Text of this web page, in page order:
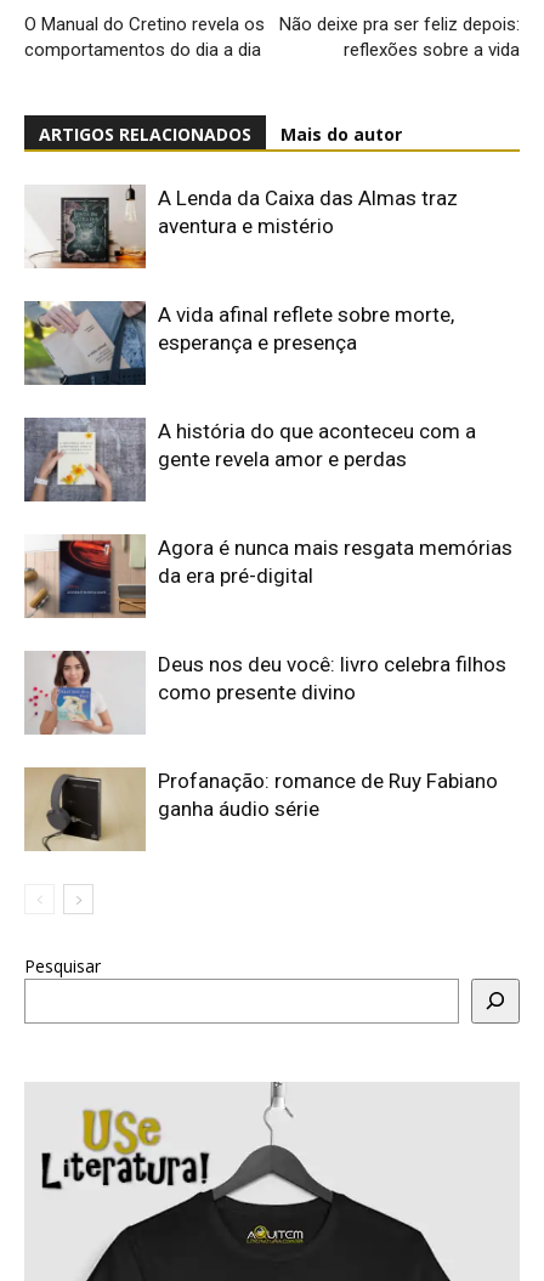
O Manual do Cretino revela os
comportamentos do dia a dia
Não deixe pra ser feliz depois:
reflexões sobre a vida
ARTIGOS RELACIONADOS Mais do autor
A Lenda da Caixa das Almas traz
aventura e mistério
A vida afinal reflete sobre morte,
esperança e presença
A história do que aconteceu com a
gente revela amor e perdas
Agora é nunca mais resgata memórias
da era pré-digital
Deus nos deu você: livro celebra filhos
como presente divino
Profanação: romance de Ruy Fabiano
ganha áudio série
Pesquisar